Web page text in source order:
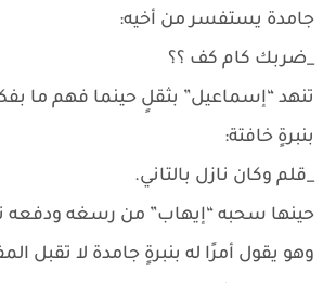
جامدة يستفسر من أخيه:
_ضربك كام كف ؟؟
تنهد “إسماعيل” بثقلٍ حينما فهم ما
بنبرةٍ خافتة:
_قلم وكان نازل بالتاني.
حينها سحبه “إيهاب” من رسغه ودفعه
وهو يقول أمرًا له بنبرةٍ جامدة لا تقبل